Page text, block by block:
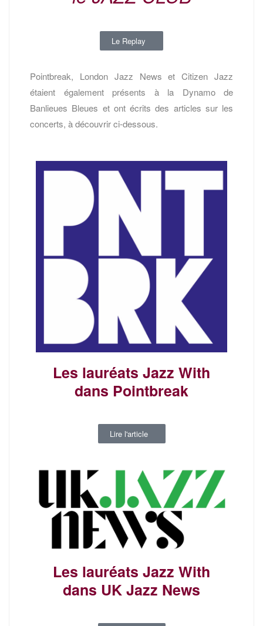
Le Replay
Pointbreak, London Jazz News et Citizen Jazz
étaient également présents à la Dynamo de
Banlieues Bleues et ont écrits des articles sur les
concerts, à découvrir ci-dessous.
Les lauréats Jazz With
dans Pointbreak
Lire l'article
Les lauréats Jazz With
dans UK Jazz News